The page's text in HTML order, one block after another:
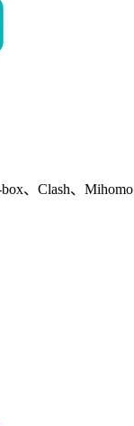
、Clash、